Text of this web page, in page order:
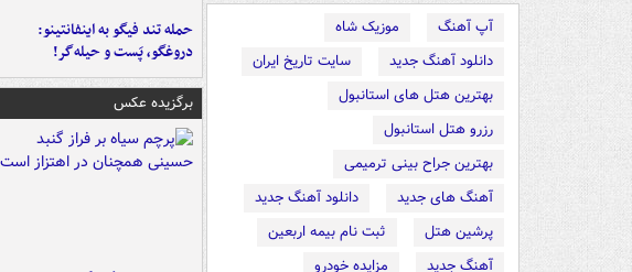
آپ آهنگ
موزیک شاه
دانلود آهنگ جدید
سایت تاریخ ایران
بهترین هتل های استانبول
رزرو هتل استانبول
بهترین جراح بینی ترمیمی
آهنگ های جدید
دانلود آهنگ جدید
پرشین هتل
ثبت نام بیمه اربعین
آهنگ جدید
مزایده خودرو
حمله تند فیگو به اینفانتینو:
دروغگو، پَست‌ و حیله‌گر!
برگزیده عکس